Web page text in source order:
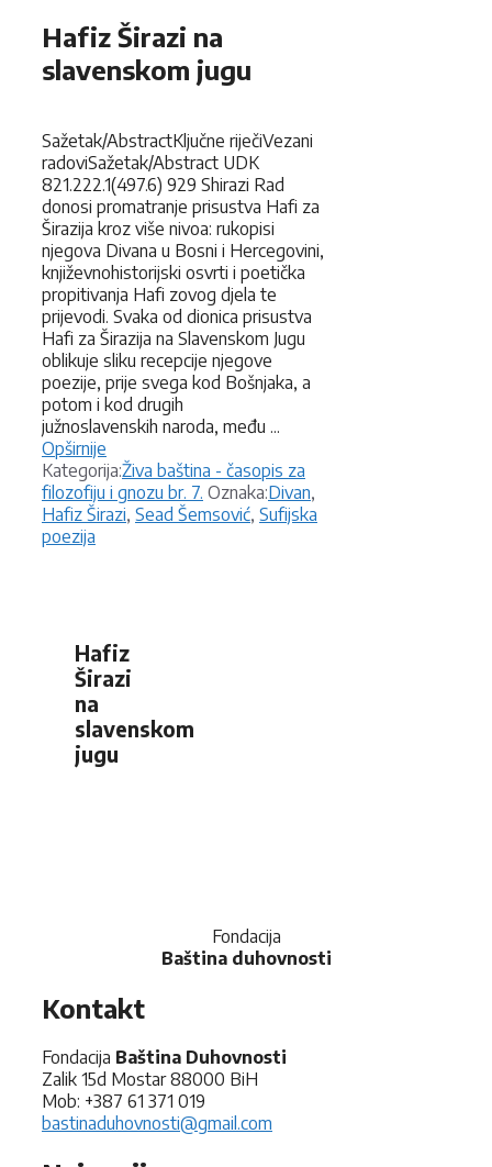
Hafiz Širazi na
slavenskom jugu
Sažetak/AbstractKljučne riječiVezani
radoviSažetak/Abstract UDK
821.222.1(497.6) 929 Shirazi Rad
donosi promatranje prisustva Hafi za
Širazija kroz više nivoa: rukopisi
njegova Divana u Bosni i Hercegovini,
književnohistorijski osvrti i poetička
propitivanja Hafi zovog djela te
prijevodi. Svaka od dionica prisustva
Hafi za Širazija na Slavenskom Jugu
oblikuje sliku recepcije njegove
poezije, prije svega kod Bošnjaka, a
potom i kod drugih
južnoslavenskih naroda, među ...
Opširnije
Kategorija:Kategorije
Živa baština - časopis za
filozofiju i gnozu br. 7. Oznaka:Oznake
Divan,
Hafiz Širazi, Sead Šemsović, Sufijska
poezija
Hafiz
Širazi
na
slavenskom
jugu
Fondacija
Baština duhovnosti
Kontakt
Fondacija Baština Duhovnosti
Zalik 15d Mostar 88000 BiH
Mob: +387 61 371 019
bastinaduhovnosti@gmail.com